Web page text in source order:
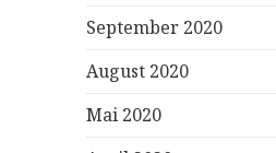
September 2020
August 2020
Mai 2020